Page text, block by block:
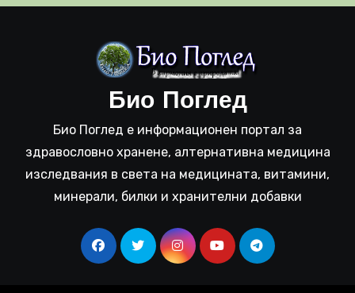
Био Поглед
Био Поглед е информационен портал за
здравословно хранене, алтернативна медицина
изследвания в света на медицината, витамини,
минерали, билки и хранителни добавки